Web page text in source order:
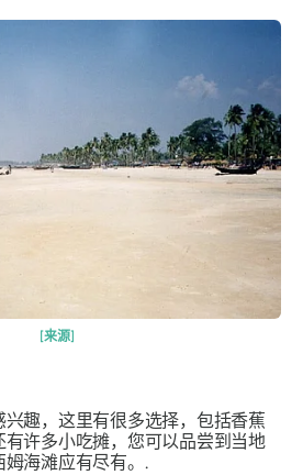
[来源]
趣，这里有很多选择，包括香蕉
许多小吃摊，您可以品尝到当地
海滩应有尽有。.